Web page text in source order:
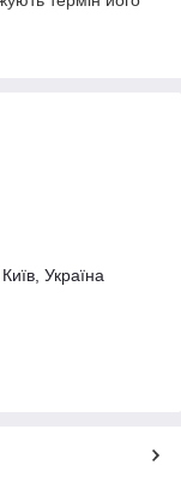
системах
роботи
Україна